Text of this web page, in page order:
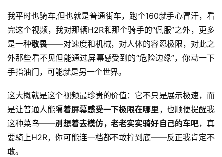
我平时也骑车,但也就是普通街车，跑个160就手心冒汗，看
完这个视频，我对那辆H2R和那个骑手的“佩服”之外，更多
是一种敬畏——对速度和机械，对人体的容忍极限，对此之
外那些看不见但能通过屏幕感受到的“危险边缘”，你动一下
手指油门，可能就是另一个世界。
这大概就是这个视频最珍贵的价值：它不只是展示极速，而
是让普通人能隔着屏幕感受一下极限在哪里 ，也顺便提醒我
这种菜鸟——别想着去模仿，老老实实骑好自己的车吧，真
要骑上H2R，你可能连一档都不敢拧到底——反正我肯定不
敢。